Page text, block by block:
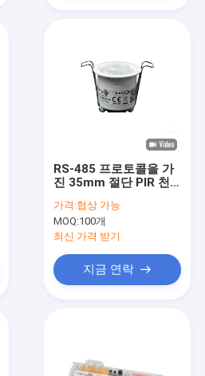
RS-485 프로토콜을 가
진 35mm 절단 PIR 천
가격:협상 가능
MOQ:100개
최신 가격 받기
지금 연락